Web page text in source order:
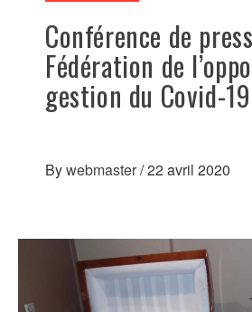
Conférence de
Fédération de
gestion du Covid-19
Bywebmaster/22 avril 2020